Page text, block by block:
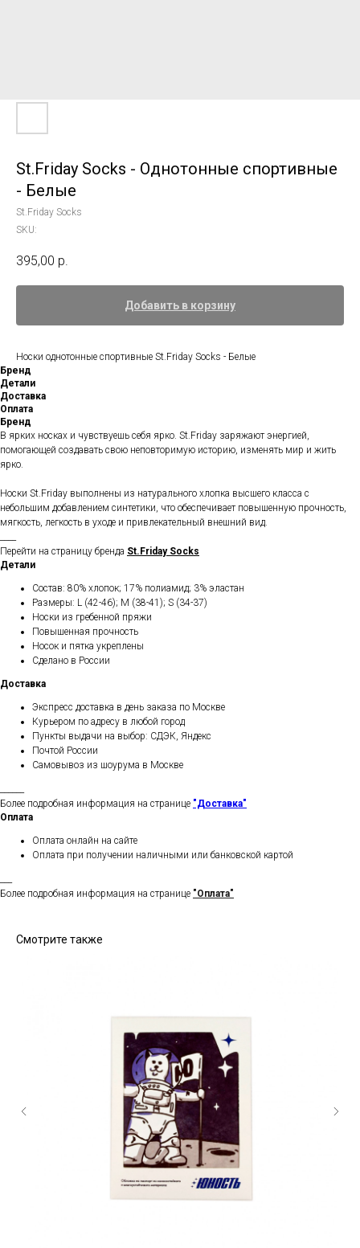
St.Friday Socks - Однотонные спортивные
- Белые
St.Friday Socks
SKU:
395,00 р.
Добавить в корзину
Носки однотонные спортивные St.Friday Socks - Белые
Бренд
Детали
Доставка
Оплата
Бренд
В ярких носках и чувствуешь себя ярко. St.Friday заряжают энергией,
помогающей создавать свою неповторимую историю, изменять мир и жить
ярко.
Носки St.Friday выполнены из натурального хлопка высшего класса с
небольшим добавлением синтетики, что обеспечивает повышенную прочность,
мягкость, легкость в уходе и привлекательный внешний вид.
Перейти на страницу бренда St.Friday Socks
Детали
Состав: 80% хлопок; 17% полиамид; 3% эластан
Размеры: L (42-46); M (38-41); S (34-37)
Носки из гребенной пряжи
Повышенная прочность
Носок и пятка укреплены
Сделано в России
Доставка
Экспресс доставка в день заказа по Москве
Курьером по адресу в любой город
Пункты выдачи на выбор: СДЭК, Яндекс
Почтой России
Самовывоз из шоурума в Москве
Более подробная информация на странице "Доставка"
Оплата
Оплата онлайн на сайте
Оплата при получении наличными или банковской картой
Более подробная информация на странице "Оплата"
Смотрите также